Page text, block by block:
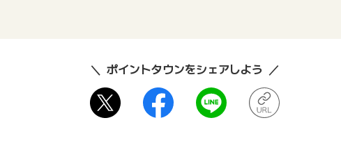
ポイントタウンをシェアしよう